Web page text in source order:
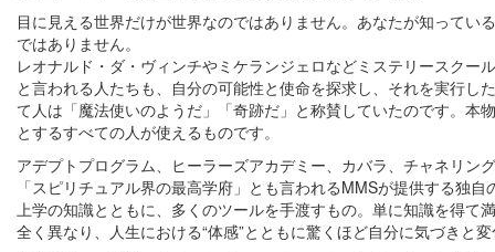
目に見える世界だけが世界なのではありません。あなたが知ってい
ではありません。
レオナルド・ダ・ヴィンチやミケランジェロなどミステリースクー
と言われる人たちも、自分の可能性と使命を探求し、それを実行し
て人は「魔法使いのようだ」「奇跡だ」と称賛していたのです。本
とするすべての人が使えるものです。
アデプトプログラム、ヒーラーズアカデミー、カバラ、チャネリン
「スピリチュアル界の最高学府」とも言われるMMSが提供する独
上学の知識とともに、多くのツールを手渡すもの。単に知識を得て
全く異なり、人生における“体感”とともに驚くほど自分に気づきと